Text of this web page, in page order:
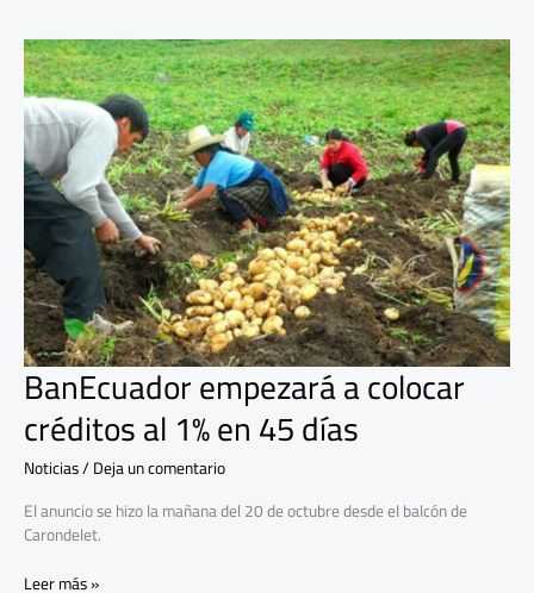
BanEcuador empezará a colocar
créditos al 1% en 45 días
Noticias/Deja un comentario
El anuncio se hizo la mañana del 20 de octubre desde el balcón de
Carondelet.
BanEcuador
empezará
a
colocar
créditos
al
1%
en
45
días
Leer más »